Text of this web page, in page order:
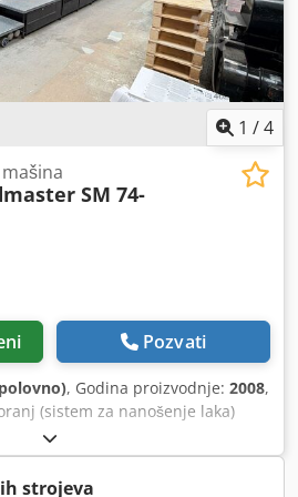
1 /4
SM 74-
Pozvati
, Godina proizvodnje: 2008,
(sistem za nanošenje laka)
kontrolni panel sa daljinskim
dovodne kanale za boju, kao i za
i dijagonale, sa memorijskom
strojeva